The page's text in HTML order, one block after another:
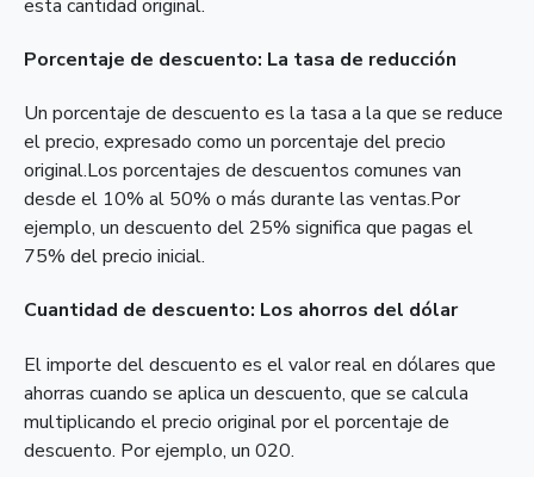
esta cantidad original.
Porcentaje de descuento: La tasa de reducción
Un porcentaje de descuento es la tasa a la que se reduce
el precio, expresado como un porcentaje del precio
original.Los porcentajes de descuentos comunes van
desde el 10% al 50% o más durante las ventas.Por
ejemplo, un descuento del 25% significa que pagas el
75% del precio inicial.
Cuantidad de descuento: Los ahorros del dólar
El importe del descuento es el valor real en dólares que
ahorras cuando se aplica un descuento, que se calcula
multiplicando el precio original por el porcentaje de
descuento. Por ejemplo, un 020.